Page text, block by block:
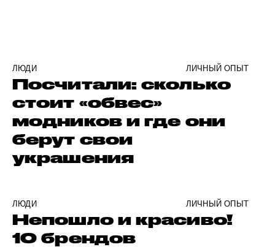
ЛЮДИ ЛИЧНЫЙ ОПЫТ
Посчитали: сколько
стоит «обвес»
модников и где они
берут свои
украшения
ЛЮДИ ЛИЧНЫЙ ОПЫТ
Непошло и красиво!
10 брендов